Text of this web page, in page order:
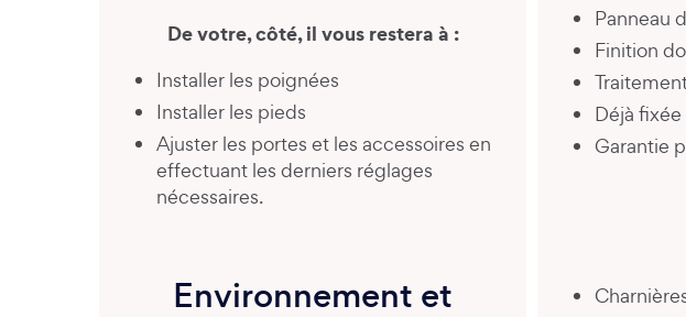
De votre, côté, il vous restera à :
Installer les poignées
Installer les pieds
Ajuster les portes et les accessoires en
effectuant les derniers réglages
nécessaires.
Environnement et
Panneau
Finition
Déjà fixée
Garantie